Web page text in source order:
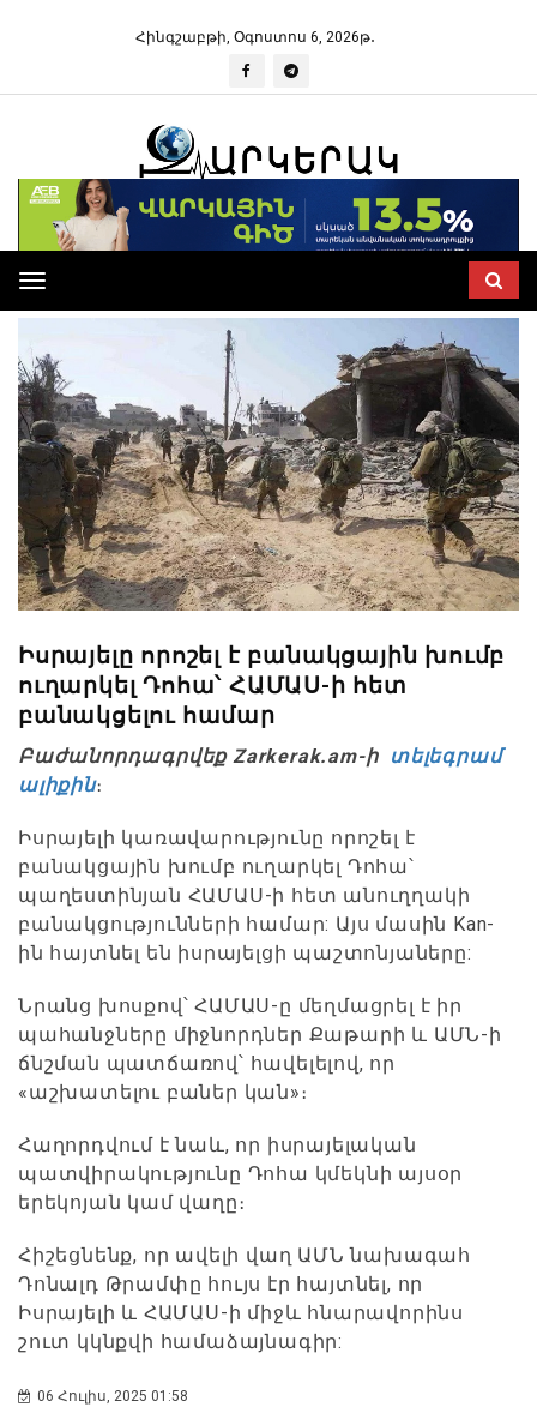
Հինգշաբթի, Օգոստոս 6, 2026թ․
Toggle
navigation
Իսրայելը որոշել է բանակցային խումբ
ուղարկել Դոհա՝ ՀԱՄԱՍ-ի հետ
բանակցելու համար
Բաժանորդագրվեք Zarkerak.am-ի տելեգրամ
ալիքին։
Իսրայելի կառավարությունը որոշել է
բանակցային խումբ ուղարկել Դոհա՝
պաղեստինյան ՀԱՄԱՍ-ի հետ անուղղակի
բանակցությունների համար: Այս մասին Kan-
ին հայտնել են իսրայելցի պաշտոնյաները:
Նրանց խոսքով՝ ՀԱՄԱՍ-ը մեղմացրել է իր
պահանջները միջնորդներ Քաթարի և ԱՄՆ-ի
ճնշման պատճառով՝ հավելելով, որ
«աշխատելու բաներ կան»։
Հաղորդվում է նաև, որ իսրայելական
պատվիրակությունը Դոհա կմեկնի այսօր
երեկոյան կամ վաղը։
Հիշեցնենք, որ ավելի վաղ ԱՄՆ նախագահ
Դոնալդ Թրամփը հույս էր հայտնել, որ
Իսրայելի և ՀԱՄԱՍ-ի միջև հնարավորինս
շուտ կկնքվի համաձայնագիր:
06 Հուլիս, 2025 01:58